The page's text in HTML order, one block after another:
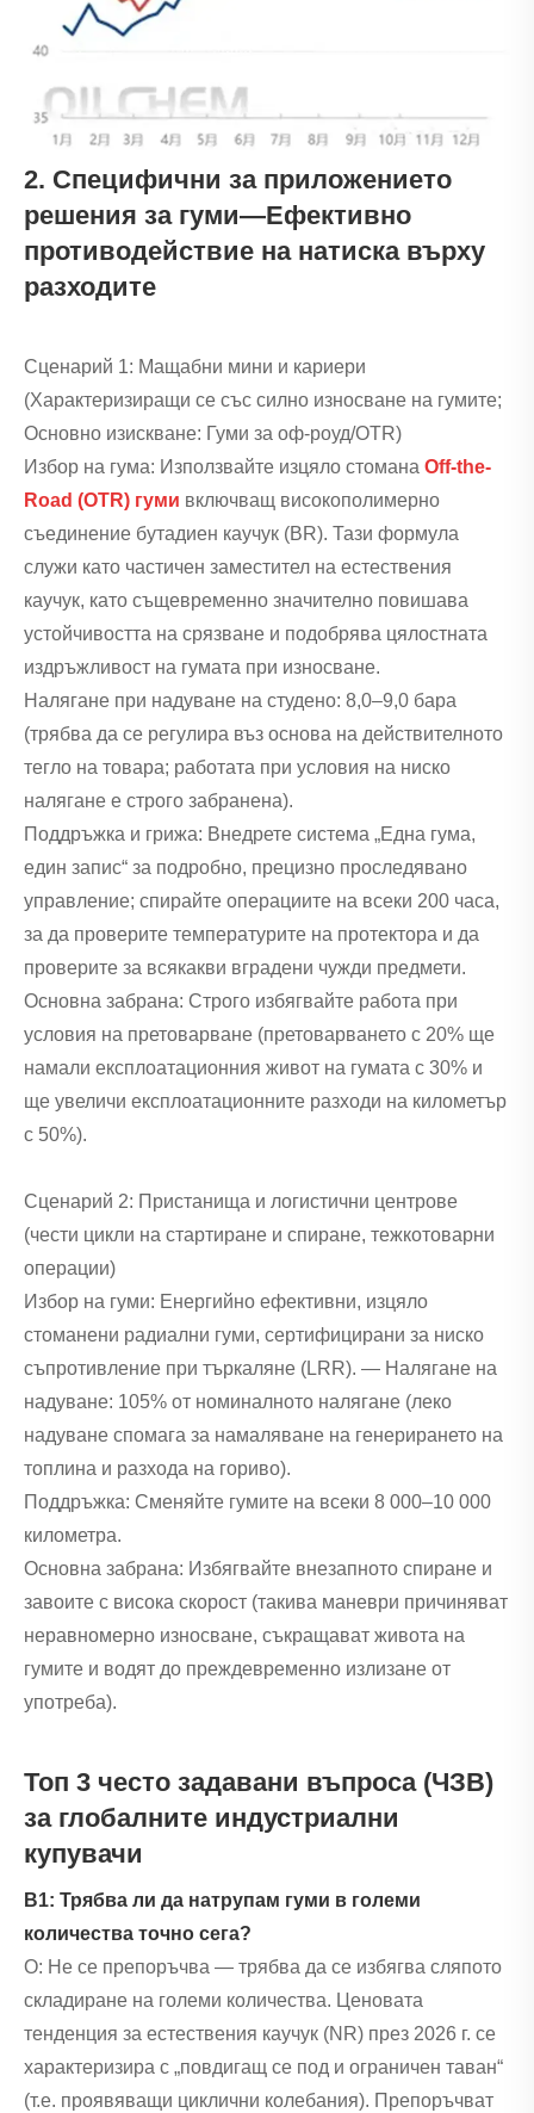
2. Специфични за приложението
решения за гуми—Ефективно
противодействие на натиска върху
разходите
Сценарий 1: Мащабни мини и кариери
(Характеризиращи се със силно износване на гумите;
Основно изискване: Гуми за оф-роуд/OTR)
Избор на гума: Използвайте изцяло стомана Off-the-
Road (OTR) гуми включващ високополимерно
съединение бутадиен каучук (BR). Тази формула
служи като частичен заместител на естествения
каучук, като същевременно значително повишава
устойчивостта на срязване и подобрява цялостната
издръжливост на гумата при износване.
Налягане при надуване на студено: 8,0–9,0 бара
(трябва да се регулира въз основа на действителното
тегло на товара; работата при условия на ниско
налягане е строго забранена).
Поддръжка и грижа: Внедрете система „Една гума,
един запис“ за подробно, прецизно проследявано
управление; спирайте операциите на всеки 200 часа,
за да проверите температурите на протектора и да
проверите за всякакви вградени чужди предмети.
Основна забрана: Строго избягвайте работа при
условия на претоварване (претоварването с 20% ще
намали експлоатационния живот на гумата с 30% и
ще увеличи експлоатационните разходи на километър
с 50%).
Сценарий 2: Пристанища и логистични центрове
(чести цикли на стартиране и спиране, тежкотоварни
операции)
Избор на гуми: Енергийно ефективни, изцяло
стоманени радиални гуми, сертифицирани за ниско
съпротивление при търкаляне (LRR). — Налягане на
надуване: 105% от номиналното налягане (леко
надуване спомага за намаляване на генерирането на
топлина и разхода на гориво).
Поддръжка: Сменяйте гумите на всеки 8 000–10 000
километра.
Основна забрана: Избягвайте внезапното спиране и
завоите с висока скорост (такива маневри причиняват
неравномерно износване, съкращават живота на
гумите и водят до преждевременно излизане от
употреба).
Топ 3 често задавани въпроса (ЧЗВ)
за глобалните индустриални
купувачи
В1: Трябва ли да натрупам гуми в големи
количества точно сега?
О: Не се препоръчва — трябва да се избягва сляпото
складиране на големи количества. Ценовата
тенденция за естествения каучук (NR) през 2026 г. се
характеризира с „повдигащ се под и ограничен таван“
(т.е. проявяващи циклични колебания). Препоръчват